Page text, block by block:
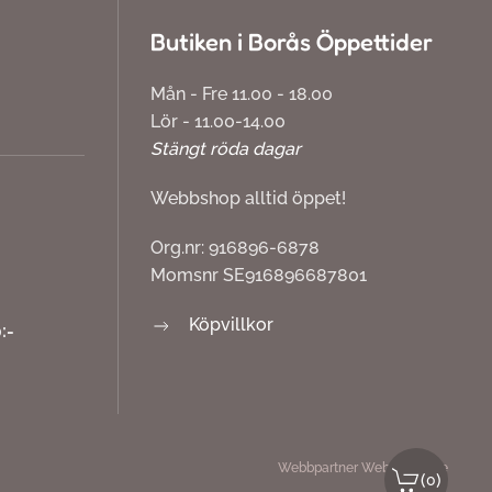
Butiken i Borås Öppettider
Mån - Fre 11.00 - 18.00
Lör - 11.00-14.00
Stängt röda dagar
Webbshop alltid öppet!
Org.nr: 916896-6878
Momsnr SE916896687801
Köpvillkor
(0)
Webbpartner Webbproffs.se